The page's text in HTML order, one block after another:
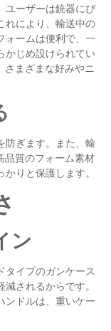
ユーザーは銃器にぴ
れにより、輸送中の
ォームは便利で、一
かじめ設けられてい
まざまな好みやニ
防ぎます。また、輸
質のフォーム素材
りと保護します。
ン
タイプのガンケース
されるからです。
ンドルは、重いケー